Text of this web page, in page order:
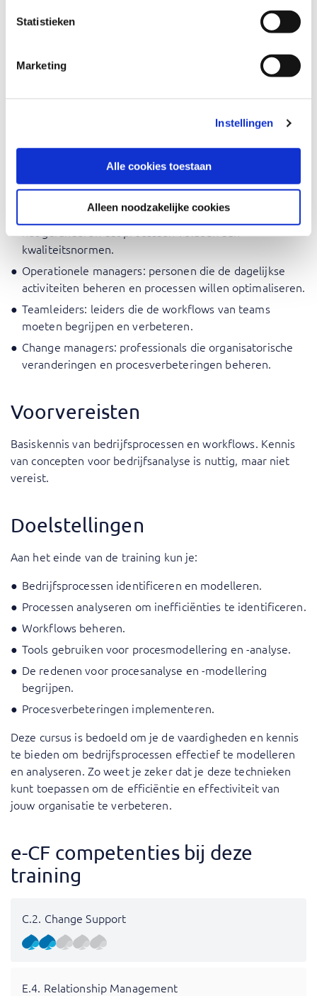
Statistieken
Marketing
Instellingen
Alle cookies toestaan
Alleen noodzakelijke cookies
Voor wie is Proces Modelleren
Business analisten: professionals die zakelijke
Procesmanagers: personen die verantwoordelijk zijn
voor het toezicht op en de verbetering van
IT-professionals: technische experts die tools voor
ondersteunen.
Kwaliteitsmanagers: professionals die zich richten op
kwaliteitsnormen.
Operationele managers: personen die de dagelijkse
activiteiten beheren en processen willen optimaliseren.
Teamleiders: leiders die de workflows van teams
moeten begrijpen en verbeteren.
Change managers: professionals die organisatorische
veranderingen en procesverbeteringen beheren.
Voorvereisten
Basiskennis van bedrijfsprocessen en workflows. Kennis
van concepten voor bedrijfsanalyse is nuttig, maar niet
vereist.
Doelstellingen
Aan het einde van de training kun je:
Bedrijfsprocessen identificeren en modelleren.
Processen analyseren om inefficiënties te identificeren.
Workflows beheren.
Tools gebruiken voor procesmodellering en -analyse.
De redenen voor procesanalyse en -modellering
begrijpen.
Procesverbeteringen implementeren.
Deze cursus is bedoeld om je de vaardigheden en kennis
te bieden om bedrijfsprocessen effectief te modelleren
en analyseren. Zo weet je zeker dat je deze technieken
kunt toepassen om de efficiëntie en effectiviteit van
jouw organisatie te verbeteren.
e-CF competenties bij deze
training
C.2. Change Support
E.4. Relationship Management